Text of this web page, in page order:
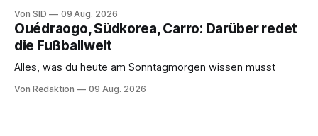
Von SID 09 Aug. 2026
Ouédraogo, Südkorea, Carro: Darüber redet
die Fußballwelt
Alles, was du heute am Sonntagmorgen wissen musst
Von Redaktion 09 Aug. 2026